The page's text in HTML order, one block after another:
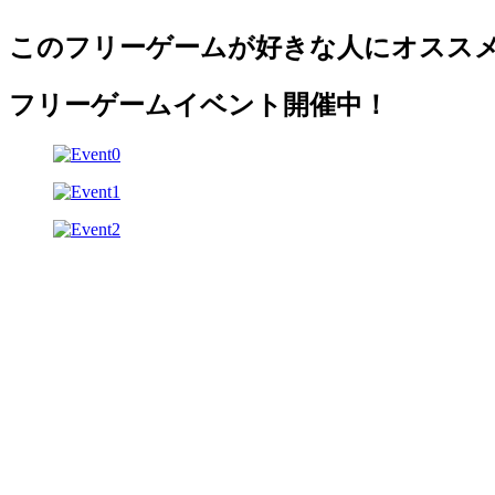
このフリーゲームが好きな人にオスス
フリーゲームイベント開催中！